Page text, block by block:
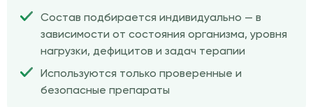
Состав подбирается индивидуально — в
зависимости от состояния организма, уровня
нагрузки, дефицитов и задач терапии
Используются только проверенные и
безопасные препараты